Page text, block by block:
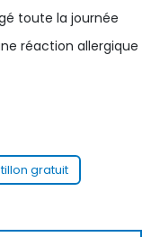
toute la journée
réaction allergique
gratuit